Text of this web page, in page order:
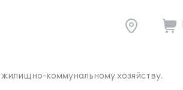
коммунальному хозяйству.